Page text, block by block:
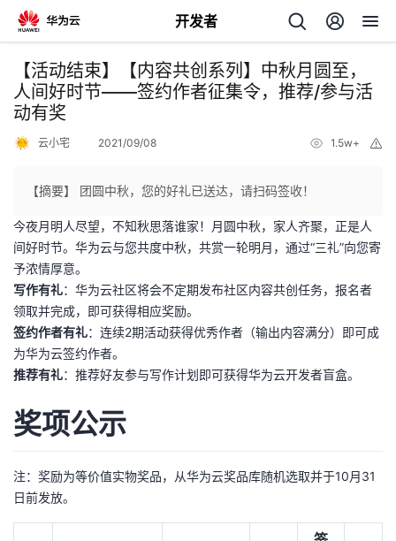
开发者
返
回
人
主
页
我
的
开
发
者
我
【活动结束】【内容共创系列】中秋月圆至，
人间好时节——签约作者征集令，推荐/参与活
动有奖
云小宅 2021/09/08 1.5w+
【摘要】 团圆中秋，您的好礼已送达，请扫码签收！
今夜月明人尽望，不知秋思落谁家！月圆中秋，家人齐聚，正是人
间好时节。华为云与您共度中秋，共赏一轮明月，通过“三礼”向您寄
予浓情厚意。
写作有礼：华为云社区将会不定期发布社区内容共创任务，报名者
领取并完成，即可获得相应奖励。
签约作者有礼：连续2期活动获得优秀作者（输出内容满分）即可成
为华为云签约作者。
推荐有礼：推荐好友参与写作计划即可获得华为云开发者盲盒。
奖项公示
注：奖励为等价值实物奖品，从华为云奖品库随机选取并于10月31
日前发放。